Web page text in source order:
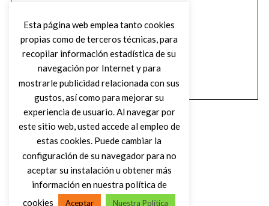
Esta página web emplea tanto cookies
propias como de terceros técnicas, para
recopilar información estadística de su
navegación por Internet y para
mostrarle publicidad relacionada con sus
gustos, así como para mejorar su
experiencia de usuario. Al navegar por
este sitio web, usted accede al empleo de
estas cookies. Puede cambiar la
configuración de su navegador para no
aceptar su instalación u obtener más
información en nuestra política de
cookies
Aceptar Nuestra Política